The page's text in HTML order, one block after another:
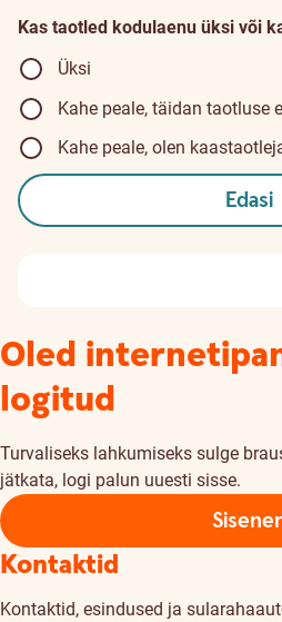
Kas taotled kodulaenu üksi või
Üksi
Kahe peale, täidan taotluse
Kahe peale, olen
Edasi
Oled
logitud
Turvaliseks lahkumiseks sulge
jätkata, logi palun uuesti sisse.
Kontaktid
Kontaktid, esindused ja